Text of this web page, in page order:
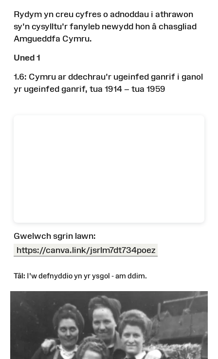
Rydym yn creu cyfres o adnoddau i athrawon
sy'n cysylltu'r fanyleb newydd hon â chasgliad
Amgueddfa Cymru.
Uned 1
1.6: Cymru ar ddechrau'r ugeinfed ganrif i ganol
yr ugeinfed ganrif, tua 1914 – tua 1959
Gwelwch sgrin lawn:
https://canva.link/jsrlm7dt734poez
Tâl: I'w defnyddio yn yr ysgol - am ddim.